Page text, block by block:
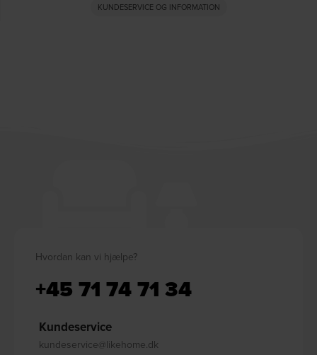
KUNDESERVICE OG INFORMATION
Hvordan kan vi hjælpe?
+45 71 74 71 34
Kundeservice
kundeservice@likehome.dk